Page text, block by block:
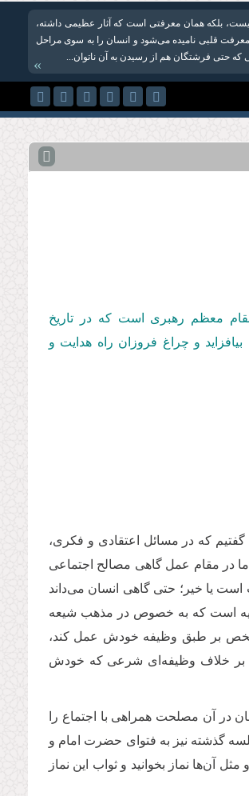
بلکه همان معرفتی است که آثار عظیمی داشته،
معرفت قلبی نامیده می‌شود و انسان را به سوی مراحل
حتی فرشتگان هم از رسیدن به آن ناتوان‌...
»
معظم رهبری است كه در تاریخ
بر بصیرت ما بیافزاید و چراغ فروزان راه هدایت و
که در مسائل اعتقادی و فکری،
در مقام عمل گاهی مصالح اجتماعی
یا خیر؛ حتی گاهی انسان می‌داند
تقیه است که به خصوص در مذهب شیعه
شخص بر طبق وظیفه خودش عمل کند،
بر خلاف وظیفه‌ای شرعی که خودش
آن مصلحت همراهی با اجتماع را
گذشته نیز به فتوای حضرت امام و
آن‌ها نماز بخوانید و ثواب این نماز